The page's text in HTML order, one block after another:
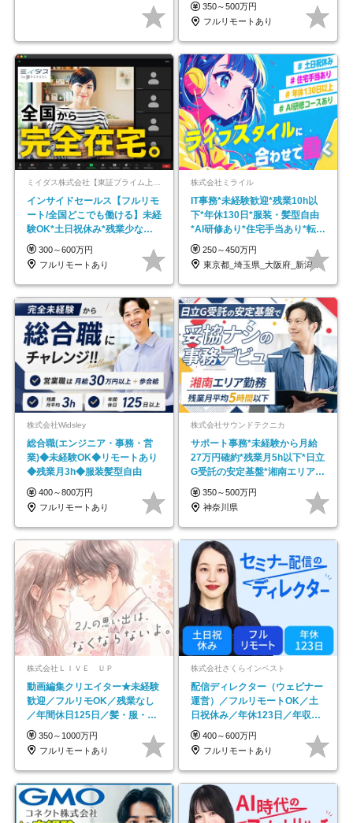
350～500万円
フルリモートあり
インサイドセールス【フルリモ
ート/全国どこでも働ける】未経
験OK*土日祝休み*残業少なめ*
在宅勤務手当あり
300～600万円
フルリモートあり
株式会社ミライル
IT事務*未経験歓迎*残業10h以
下*年休130日*服装・髪型自由
*AI研修あり*住宅手当あり*転勤
なし
250～450万円
東京都_埼玉県_大阪府_新潟県_福岡県
株式会社Widsley
総合職(エンジニア・事務・営
業)◆未経験OK◆リモートあり
◆残業月3h◆服装髪型自由
400～800万円
フルリモートあり
株式会社サウンドテクニカ
サポート事務*未経験から月給
27万円確約*残業月5h以下*日立
G受託の安定基盤*湘南エリア勤
務
350～500万円
神奈川県
株式会社ＬＩＶＥ ＵＰ
動画編集クリエイター★未経験
歓迎／フルリモOK／残業なし
／年間休日125日／髪・服・ネ
イル自由／研修充実で安心
350～1000万円
フルリモートあり
株式会社さくらインベスト
配信ディレクター（ウェビナー
運営）／フルリモートOK／土
日祝休み／年休123日／年収
600万円可
400～600万円
フルリモートあり